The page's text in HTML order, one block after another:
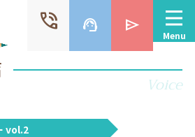
phone_in_talk support_agent send
Menu
Voice
vol.2